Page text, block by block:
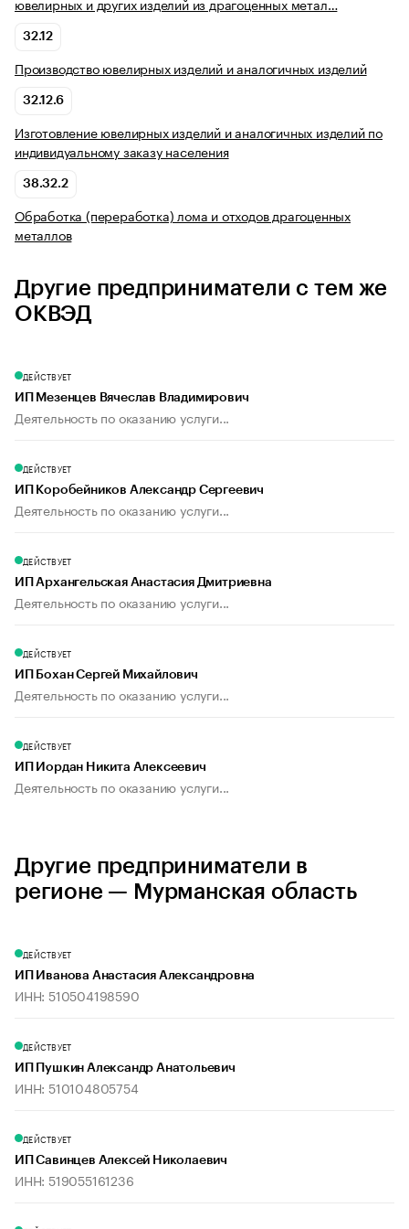
ювелирных и других изделий из драгоценных метал…
32.12
Производство ювелирных изделий и аналогичных изделий
32.12.6
Изготовление ювелирных изделий и аналогичных изделий по
индивидуальному заказу населения
38.32.2
Обработка (переработка) лома и отходов драгоценных
металлов
Другие предприниматели с тем же
ОКВЭД
ДЕЙСТВУЕТ
ИП Мезенцев Вячеслав Владимирович
Деятельность по оказанию услуги...
ДЕЙСТВУЕТ
ИП Коробейников Александр Сергеевич
Деятельность по оказанию услуги...
ДЕЙСТВУЕТ
ИП Архангельская Анастасия Дмитриевна
Деятельность по оказанию услуги...
ДЕЙСТВУЕТ
ИП Бохан Сергей Михайлович
Деятельность по оказанию услуги...
ДЕЙСТВУЕТ
ИП Иордан Никита Алексеевич
Деятельность по оказанию услуги...
Другие предприниматели в
регионе — Мурманская область
ДЕЙСТВУЕТ
ИП Иванова Анастасия Александровна
ИНН: 510504198590
ДЕЙСТВУЕТ
ИП Пушкин Александр Анатольевич
ИНН: 510104805754
ДЕЙСТВУЕТ
ИП Савинцев Алексей Николаевич
ИНН: 519055161236